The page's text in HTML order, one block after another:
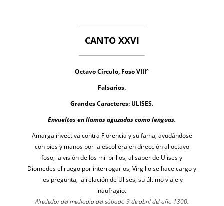
CANTO XXVI
Octavo Círculo, Foso VIIIº
Falsarios.
Grandes Caracteres: ULISES.
Envueltos en llamas aguzadas como lenguas.
Amarga invectiva contra Florencia y su fama, ayudándose
con pies y manos por la escollera en dirección al octavo
foso, la visión de los mil brillos, al saber de Ulises y
Diomedes el ruego por interrogarlos, Virgilio se hace cargo y
les pregunta, la relación de Ulises, su último viaje y
naufragio.
Alrededor del mediodía del sábado 9 de abril del año 1300.